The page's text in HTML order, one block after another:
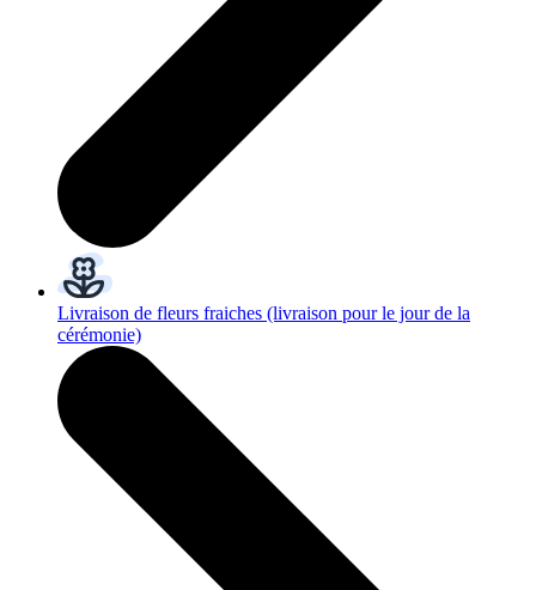
Livraison de fleurs fraiches (livraison pour le jour de la
cérémonie)